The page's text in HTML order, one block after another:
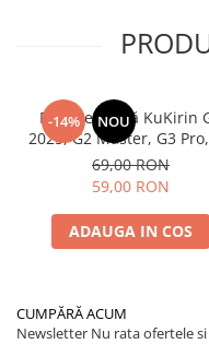
-14% NOU
Plăcuțe Frână KuKirin
2025, G2 Master, G3 Pro,
– Set 2 Bucăți (Față sau
Spate) Premium
69,00 RON
59,00 RON
ADAUGA IN COS
CUMPĂRĂ ACUM
Newsletter Nu rata ofertele